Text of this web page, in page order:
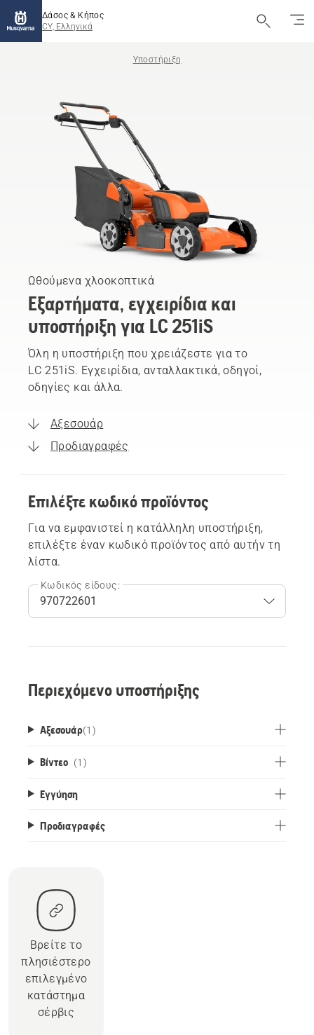
Δάσος & Κήπος
CY, Ελληνικά
Υποστήριξη
Ωθούμενα χλοοκοπτικά
Εξαρτήματα, εγχειρίδια και
υποστήριξη για LC 251iS
Όλη η υποστήριξη που χρειάζεστε για το
LC 251iS. Εγχειρίδια, ανταλλακτικά, οδηγοί,
οδηγίες και άλλα.
Αξεσουάρ
Προδιαγραφές
Επιλέξτε κωδικό προϊόντος
Για να εμφανιστεί η κατάλληλη υποστήριξη,
επιλέξτε έναν κωδικό προϊόντος από αυτήν τη
λίστα.
Κωδικός είδους:
Περιεχόμενο υποστήριξης
Αξεσουάρ(1 )
Βίντεο (1)
Εγγύηση
Προδιαγραφές
Βρείτε το
πλησιέστερο
επιλεγμένο
κατάστημα
σέρβις